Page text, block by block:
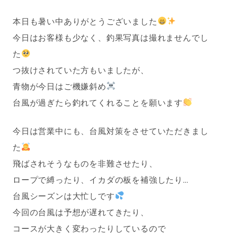
本日も暑い中ありがとうございました
今日はお客様も少なく、釣果写真は撮れませんでし
た
つ抜けされていた方もいましたが、
青物が今日はご機嫌斜め
台風が過ぎたら釣れてくれることを願います
今日は営業中にも、台風対策をさせていただきまし
た
飛ばされそうなものを非難させたり、
ロープで縛ったり、イカダの板を補強したり…
台風シーズンは大忙しです
今回の台風は予想が遅れてきたり、
コースが大きく変わったりしているので